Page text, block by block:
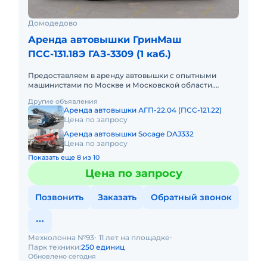
Домодедово
Аренда автовышки ГринМаш
ПСС-131.18Э ГАЗ-3309 (1 каб.)
Предоставляем в аренду автовышки с опытными
машинистами по Москве и Московской области.
(почасовой, посменный) При
Другие объявления
Аренда автовышки АГП-22.04 (ПСС-121.22)
Цена по запросу
Аренда автовышки Socage DAJ332
Цена по запросу
Показать еще 8 из 10
Цена по запросу
Позвонить Заказать Обратный звонок
Обновлено сегодня
Мехколонна №93 11 лет на площадке
Парк техники:250 единиц